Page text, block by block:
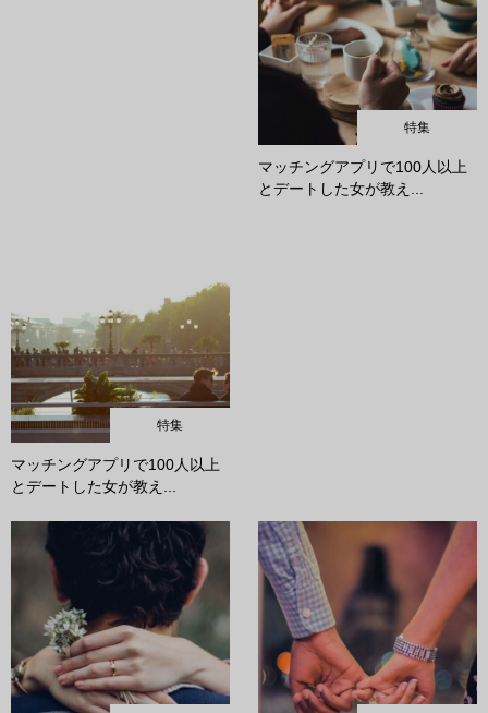
特集
マッチングアプリで100人以上
とデートした女が教え...
特集
マッチングアプリで100人以上
とデートした女が教え...